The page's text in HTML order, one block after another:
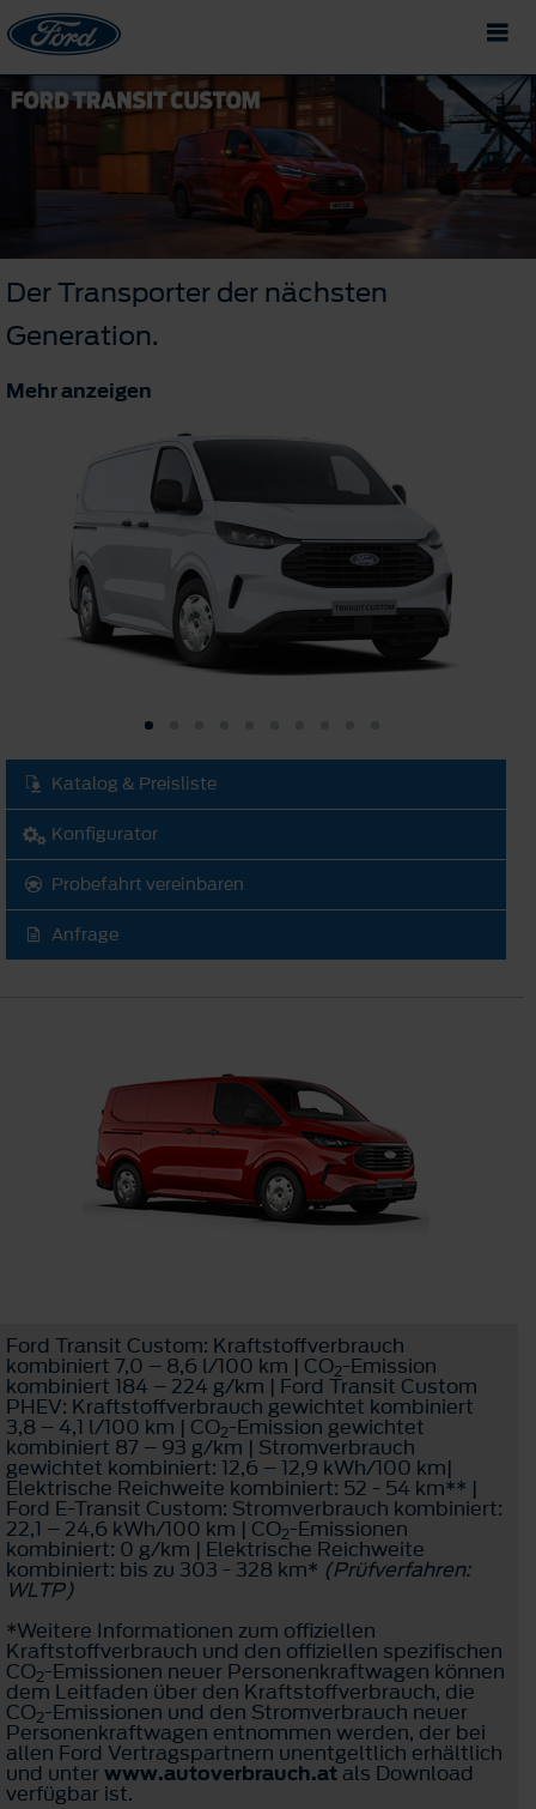
Der Transporter der nächsten
Generation.
Mehr anzeigen
Katalog & Preisliste
Konfigurator
Probefahrt vereinbaren
Anfrage
Ford Transit Custom: Kraftstoffverbrauch
kombiniert 7,0 – 8,6 l/100 km | CO2-Emission
kombiniert 184 – 224 g/km | Ford Transit Custom
PHEV: Kraftstoffverbrauch gewichtet kombiniert
3,8 – 4,1 l/100 km | CO2-Emission gewichtet
kombiniert 87 – 93 g/km | Stromverbrauch
gewichtet kombiniert: 12,6 – 12,9 kWh/100 km|
Elektrische Reichweite kombiniert: 52 - 54 km** |
Ford E-Transit Custom: Stromverbrauch kombiniert:
22,1 – 24,6 kWh/100 km | CO2-Emissionen
kombiniert: 0 g/km | Elektrische Reichweite
kombiniert: bis zu 303 - 328 km* (Prüfverfahren:
WLTP)
*Weitere Informationen zum offiziellen
Kraftstoffverbrauch und den offiziellen spezifischen
CO2-Emissionen neuer Personenkraftwagen können
dem Leitfaden über den Kraftstoffverbrauch, die
CO2-Emissionen und den Stromverbrauch neuer
Personenkraftwagen entnommen werden, der bei
allen Ford Vertragspartnern unentgeltlich erhältlich
und unterwww.autoverbrauch.atals Download
verfügbar ist.